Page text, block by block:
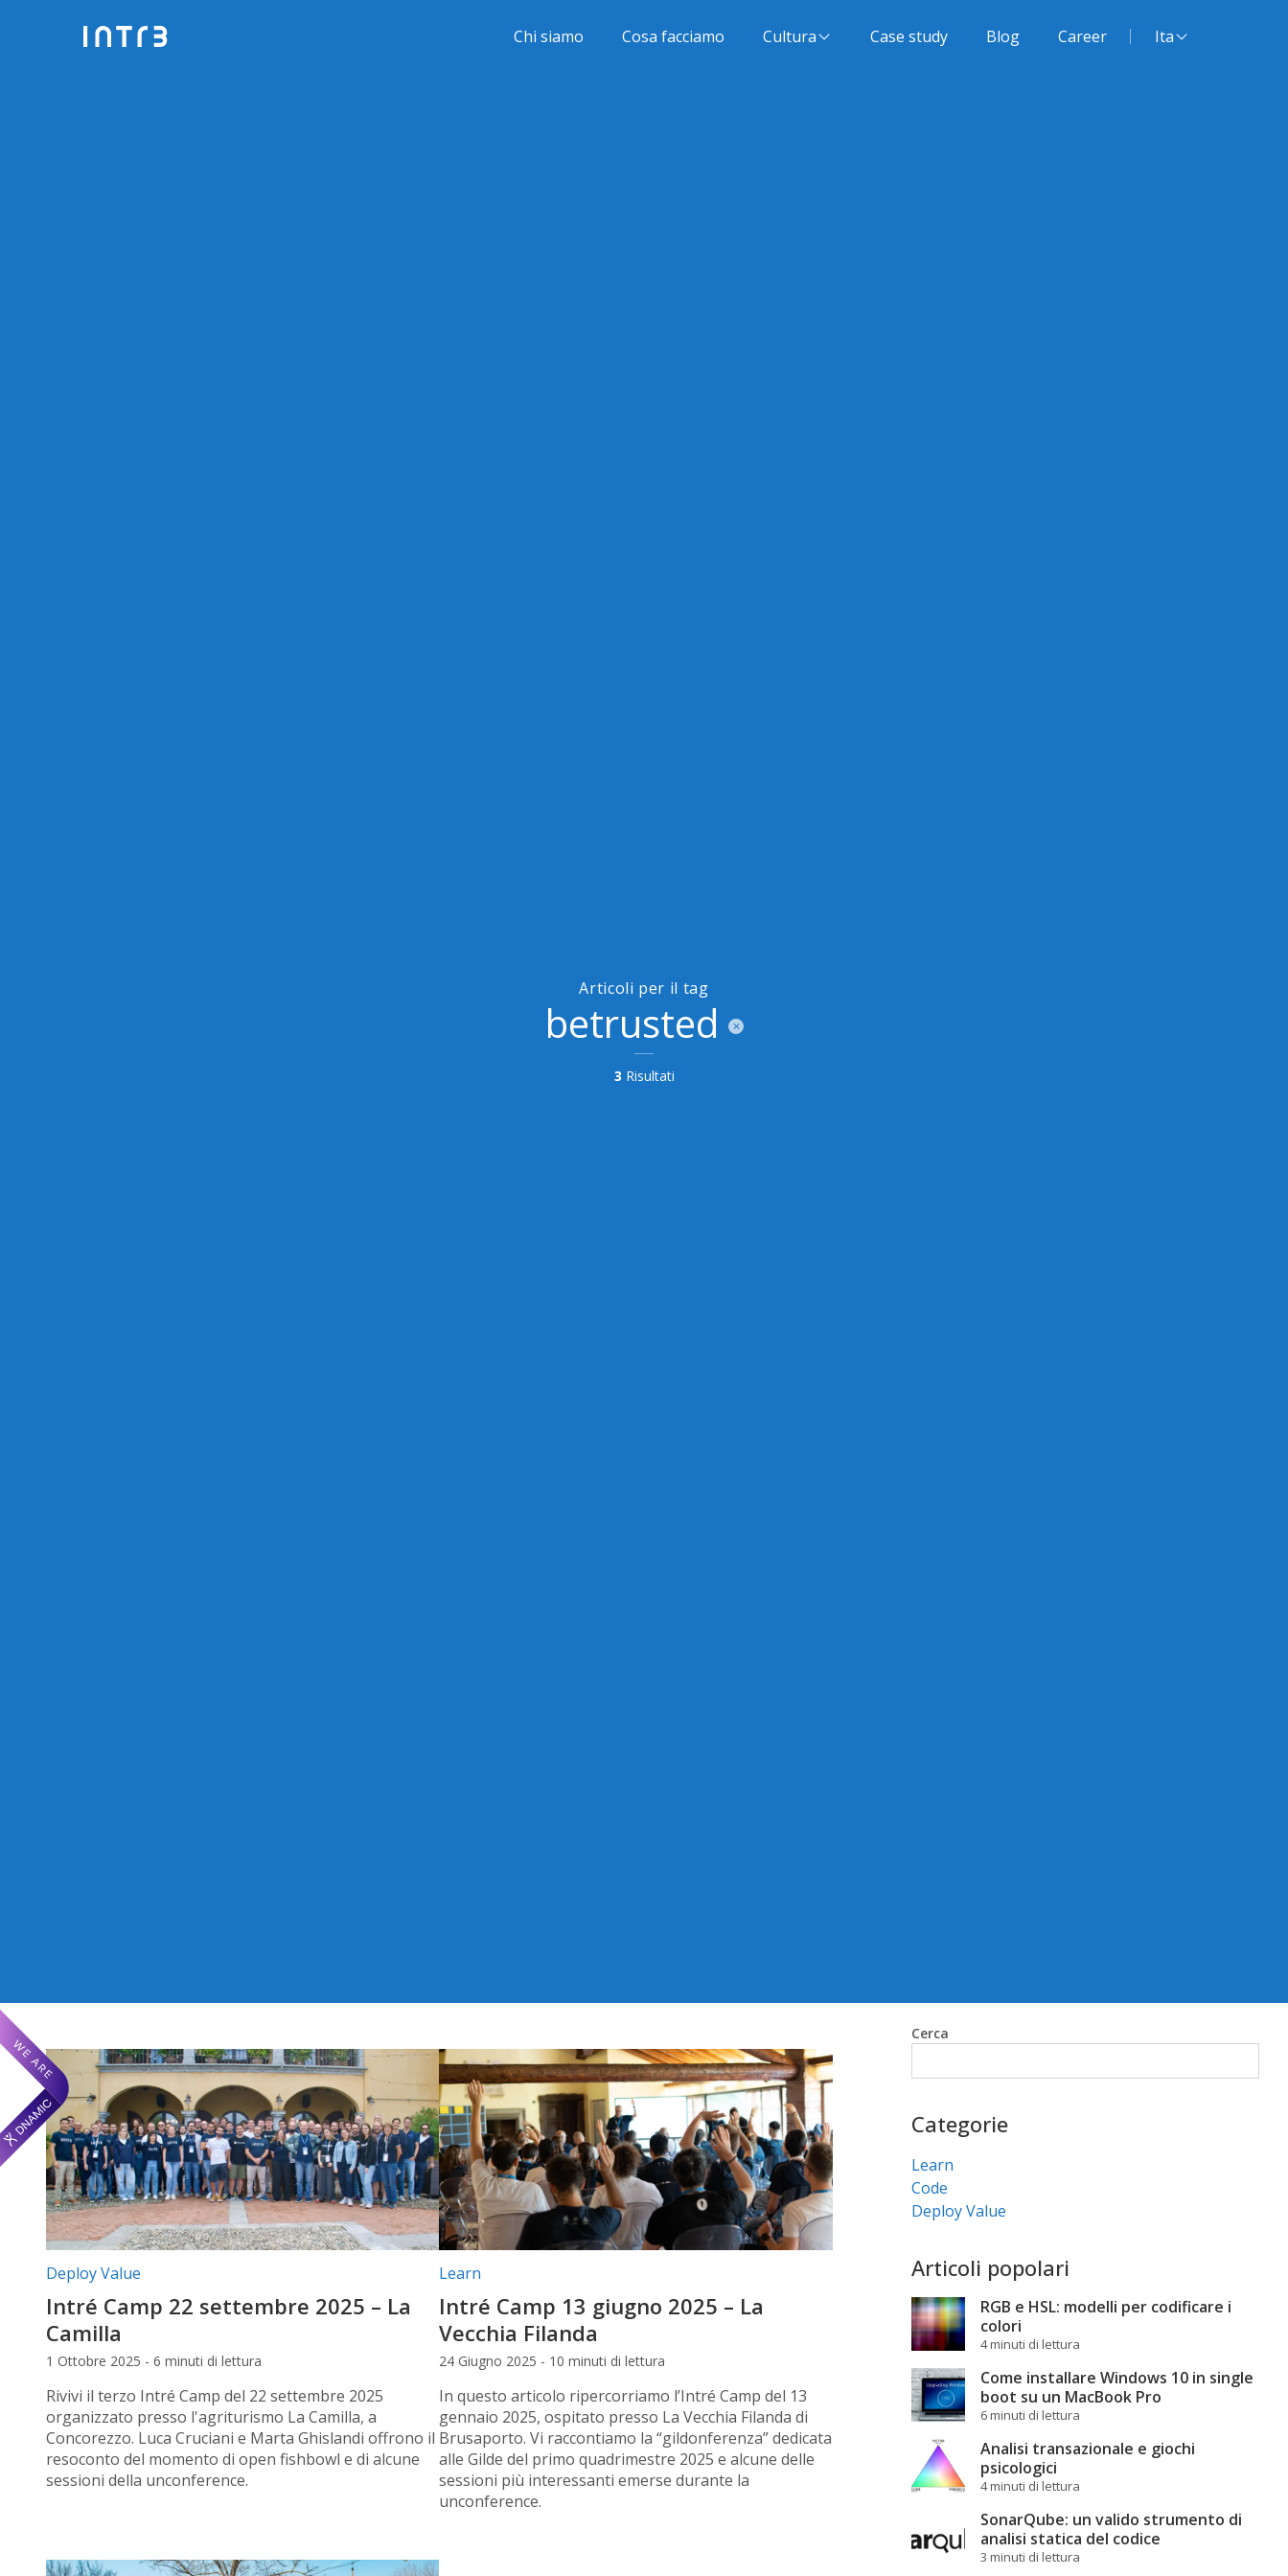
Chi siamo Cosa facciamo Cultura Case study Blog Career Lingua del sito:
Ita
Articoli per il tag
betrusted
3 Risultati
Categorie articolo:
Deploy Value
Intré Camp 22 settembre 2025 – La
Camilla
1 Ottobre 2025 - 6 minuti di lettura
Rivivi il terzo Intré Camp del 22 settembre 2025
organizzato presso l'agriturismo La Camilla, a
Concorezzo. Luca Cruciani e Marta Ghislandi offrono il
resoconto del momento di open fishbowl e di alcune
sessioni della unconference.
Categorie articolo:
Learn
Intré Camp 13 giugno 2025 – La
Vecchia Filanda
24 Giugno 2025 - 10 minuti di lettura
In questo articolo ripercorriamo l’Intré Camp del 13
gennaio 2025, ospitato presso La Vecchia Filanda di
Brusaporto. Vi raccontiamo la “gildonferenza” dedicata
alle Gilde del primo quadrimestre 2025 e alcune delle
sessioni più interessanti emerse durante la
unconference.
Cerca
Categorie
Learn
Code
Deploy Value
Articoli popolari
RGB e HSL: modelli per codificare i
colori
4 minuti di lettura
Come installare Windows 10 in single
boot su un MacBook Pro
6 minuti di lettura
Analisi transazionale e giochi
psicologici
4 minuti di lettura
SonarQube: un valido strumento di
analisi statica del codice
3 minuti di lettura